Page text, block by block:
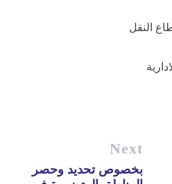
النقل
Next
بخصوص تحديد وحصر